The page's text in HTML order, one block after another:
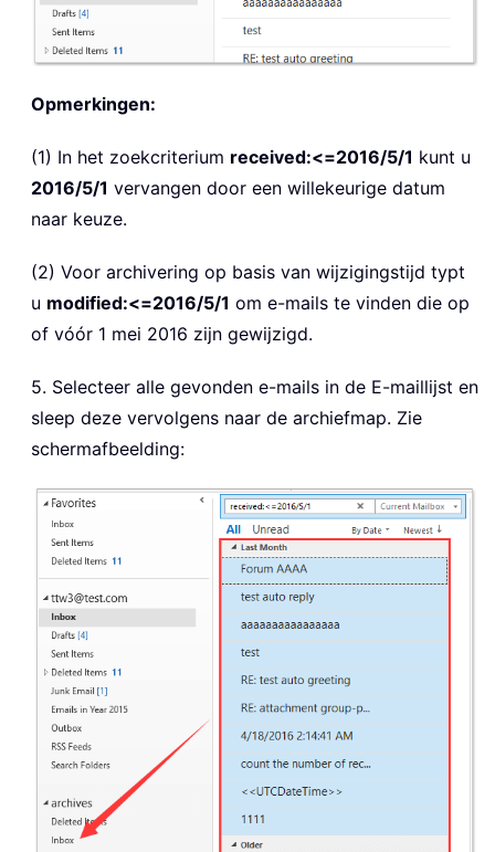
Opmerkingen:
(1) In het zoekcriterium received:<=2016/5/1 kunt u
2016/5/1 vervangen door een willekeurige datum
naar keuze.
(2) Voor archivering op basis van wijzigingstijd typt
u modified:<=2016/5/1 om e-mails te vinden die op
of vóór 1 mei 2016 zijn gewijzigd.
5. Selecteer alle gevonden e-mails in de E-maillijst en
sleep deze vervolgens naar de archiefmap. Zie
schermafbeelding: